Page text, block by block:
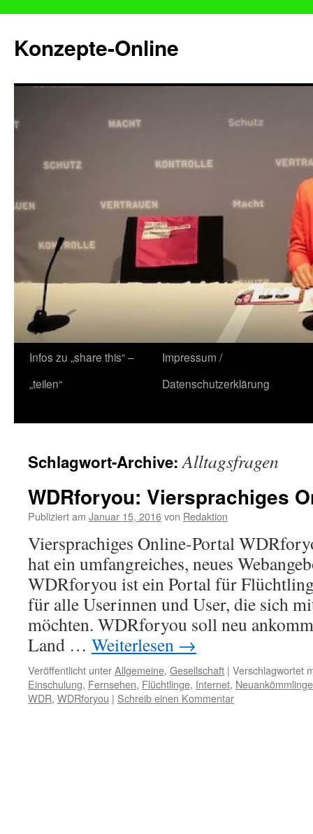
Konzepte-Online
Zum
Inhalt
Infos zu „share this“ –
„teilen“
Impressum /
Datenschutzerklärung
Schlagwort-Archive:Alltagsfragen
WDRforyou: Viersprachiges
Publiziert am Januar 15, 2016von Redaktion
Viersprachiges Online-Portal
hat ein umfangreiches, neues
WDRforyou ist ein Portal für
für alle Userinnen und User, die sich
möchten. WDRforyou soll neu
Land … Weiterlesen →
Veröffentlicht unterAllgemeine, Gesellschaft | Verschlagwortet
Einschulung, Fernsehen, Flüchtlinge, Internet, Neuankömmlinge
WDR, WDRforyou | Schreib einen Kommentar